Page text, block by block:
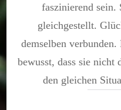
faszinierend sein.
gleichgestellt.
demselben
bewusst, dass sie nicht
den gleichen